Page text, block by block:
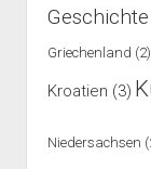
Geschichte
Griechenland (2)
Kroatien (3)
Niedersachsen